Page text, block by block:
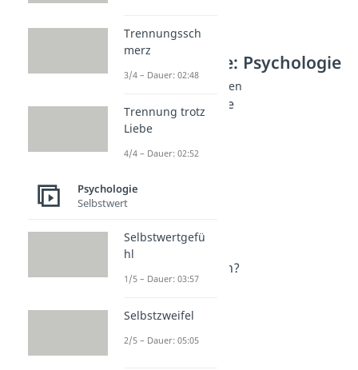
Weitere Inhalte: Psychologie
Psychische Erkrankungen
Klinische Psychologie
Stockholm Syndrom
Dauer: 04:58
Dauer: 04:55
Schizophrenie
Narzissmus
Dauer: 05:32
Was ist ein Soziopath?
Dauer: 04:18
Dauer: 04:07
Trennungssch
merz
3/4 – Dauer: 02:48
Trennung trotz
Liebe
4/4 – Dauer: 02:52
Psychologie
Selbstwert
Selbstwertgefü
hl
1/5 – Dauer: 03:57
Selbstzweifel
2/5 – Dauer: 05:05